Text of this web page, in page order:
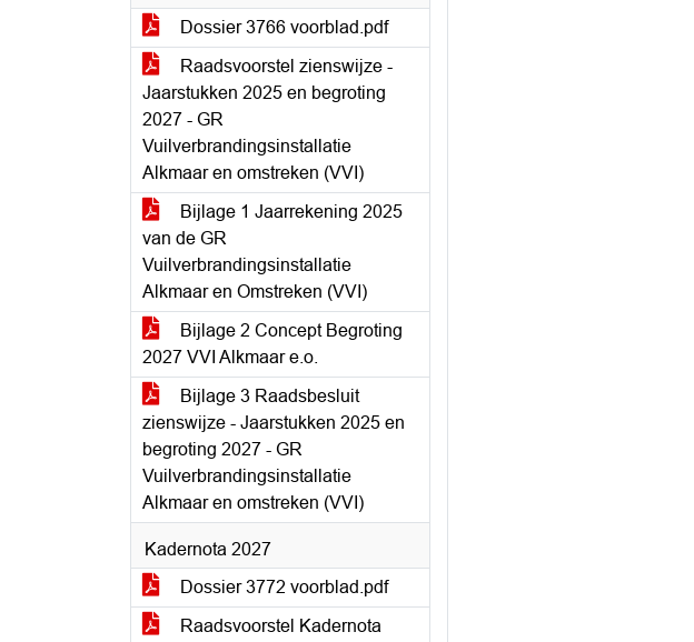
Dossier 3766 voorblad.pdf
Raadsvoorstel zienswijze -
Jaarstukken 2025 en begroting
2027 - GR
Vuilverbrandingsinstallatie
Alkmaar en omstreken (VVI)
Bijlage 1 Jaarrekening 2025
van de GR
Vuilverbrandingsinstallatie
Alkmaar en Omstreken (VVI)
Bijlage 2 Concept Begroting
2027 VVI Alkmaar e.o.
Bijlage 3 Raadsbesluit
zienswijze - Jaarstukken 2025 en
begroting 2027 - GR
Vuilverbrandingsinstallatie
Alkmaar en omstreken (VVI)
Kadernota 2027
Dossier 3772 voorblad.pdf
Raadsvoorstel Kadernota